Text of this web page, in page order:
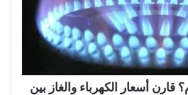
قارن أسعار الكهرباء والغاز بين